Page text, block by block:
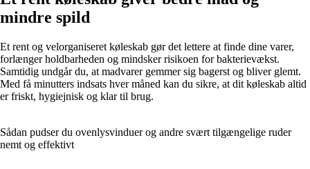
mindre spild
Et rent og velorganiseret køleskab gør det lettere at finde dine varer,
forlænger holdbarheden og mindsker risikoen for bakterievækst.
Samtidig undgår du, at madvarer gemmer sig bagerst og bliver glemt.
Med få minutters indsats hver måned kan du sikre, at dit køleskab altid
er friskt, hygiejnisk og klar til brug.
Sådan pudser du ovenlysvinduer og andre svært tilgængelige ruder
nemt og effektivt